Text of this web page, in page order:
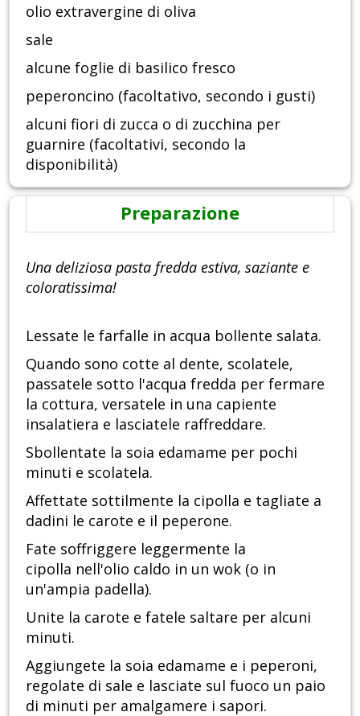
olio extravergine di oliva
sale
alcune foglie di basilico fresco
peperoncino (facoltativo, secondo i gusti)
alcuni fiori di zucca o di zucchina per
guarnire (facoltativi, secondo la
disponibilità)
Preparazione
Una deliziosa pasta fredda estiva, saziante e
coloratissima!
Lessate le farfalle in acqua bollente salata.
Quando sono cotte al dente, scolatele,
passatele sotto l'acqua fredda per fermare
la cottura, versatele in una capiente
insalatiera e lasciatele raffreddare.
Sbollentate la soia edamame per pochi
minuti e scolatela.
Affettate sottilmente la cipolla e tagliate a
dadini le carote e il peperone.
Fate soffriggere leggermente la
cipolla nell'olio caldo in un wok (o in
un'ampia padella).
Unite la carote e fatele saltare per alcuni
minuti.
Aggiungete la soia edamame e i peperoni,
regolate di sale e lasciate sul fuoco un paio
di minuti per amalgamere i sapori.